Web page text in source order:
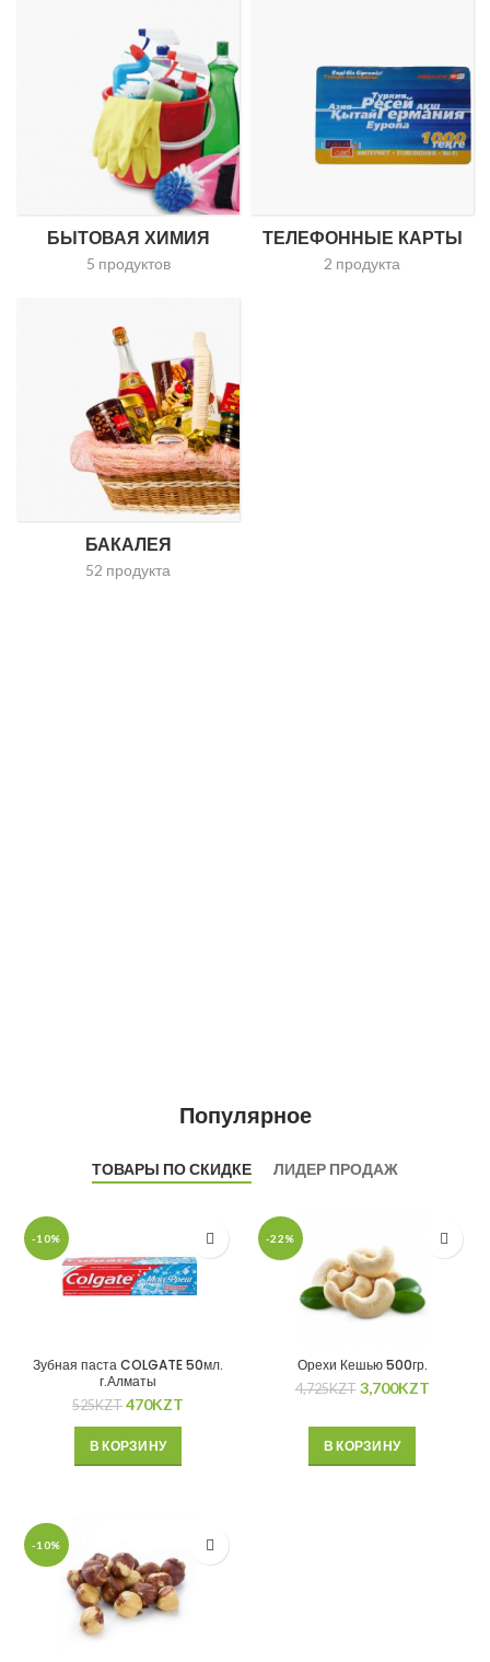
БЫТОВАЯ ХИМИЯ
5 продуктов
ТЕЛЕФОННЫЕ КАРТЫ
2 продукта
БАКАЛЕЯ
52 продукта
Популярное
ТОВАРЫ ПО СКИДКЕ ЛИДЕР ПРОДАЖ
-10%
Зубная паста COLGATE 50мл.
г.Алматы
525KZT 470KZT
В КОРЗИНУ
-22%
Орехи Кешью 500гр.
4,725KZT 3,700KZT
В КОРЗИНУ
-10%